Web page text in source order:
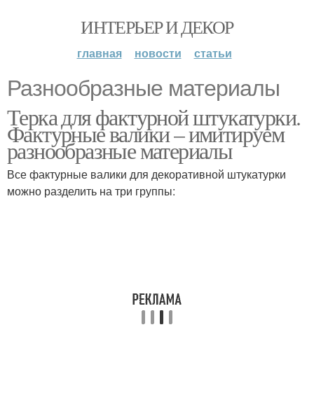
ИНТЕРЬЕР И ДЕКОР
главная новости статьи
Разнообразные материалы
Терка для фактурной штукатурки.
Фактурные валики – имитируем
разнообразные материалы
Все фактурные валики для декоративной штукатурки
можно разделить на три группы: